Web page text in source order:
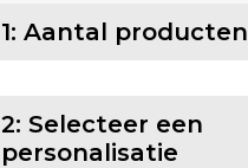
1: Aantal producten
2: Selecteer een
personalisatie